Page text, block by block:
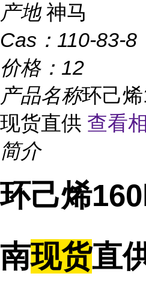
产地 神马
Cas： 110-83-8
价格： 12
产品名称环己
现货直供 查看
简介
环己烯
南现货直